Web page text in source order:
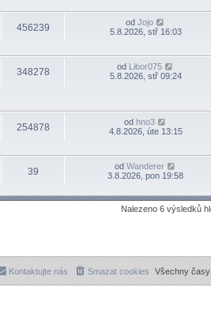
456239 od Jojo
5.8.2026, stř 16:03
348278 od Libor075
5.8.2026, stř 09:24
254878 od hno3
4.8.2026, úte 13:15
39 od Wanderer
3.8.2026, pon 19:58
Nalezeno 6 výsledků
Všechny
Smazat cookies
Kontaktujte nás